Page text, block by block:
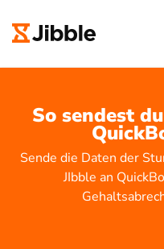
So sendest
Sende die Daten der
JIbble an